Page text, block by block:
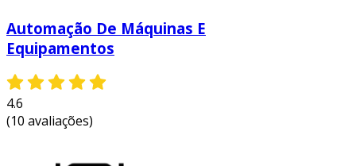
elevado.
treinamento de pessoal
os operadores para que eles
integração com sistemas legados
tecnologias pode ser complexa.
Automação De Máquinas E
Equipamentos
4.6
(10 avaliações)